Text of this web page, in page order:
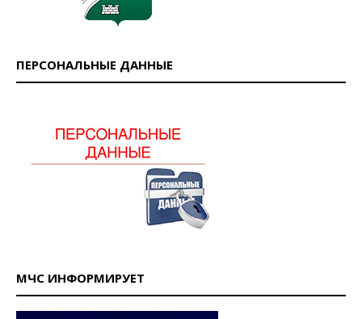
ПЕРСОНАЛЬНЫЕ ДАННЫЕ
МЧС ИНФОРМИРУЕТ